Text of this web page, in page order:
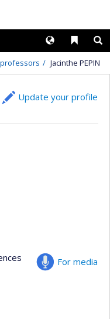
Liens
Langues
Jacinthe PEPIN
Update your profile
For media